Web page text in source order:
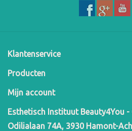
Klantenservice
Producten
Mijn account
Esthetisch Instituut Beauty4You -
Odilialaan 74A, 3930 Hamont-